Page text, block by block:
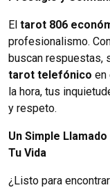
El tarot 806
profesionalismo.
buscan respuestas,
tarot telefónico en
la hora, tus
y respeto.
Un Simple
Tu Vida
¿Listo para